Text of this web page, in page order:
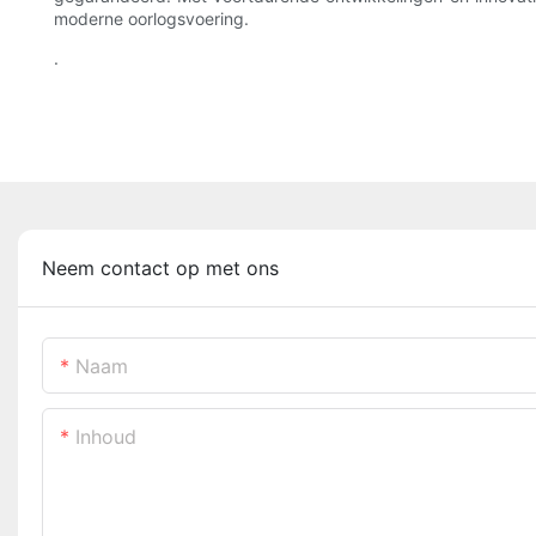
moderne oorlogsvoering.
.
Neem contact op met ons
Naam
Inhoud